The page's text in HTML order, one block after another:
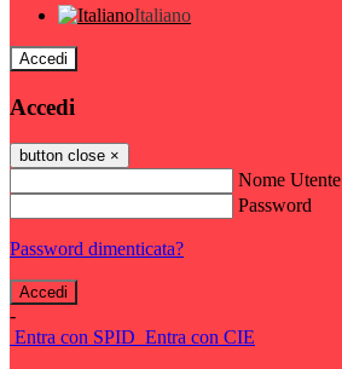
Italiano
Accedi
Accedi
button close ×
Nome Utente
Password
Password dimenticata?
-
Entra con SPID Entra con CIE